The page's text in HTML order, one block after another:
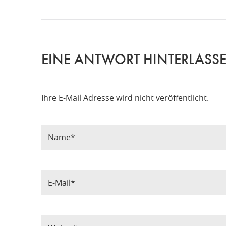
EINE ANTWORT
Ihre E-Mail Adresse wird nicht veröffentlicht.